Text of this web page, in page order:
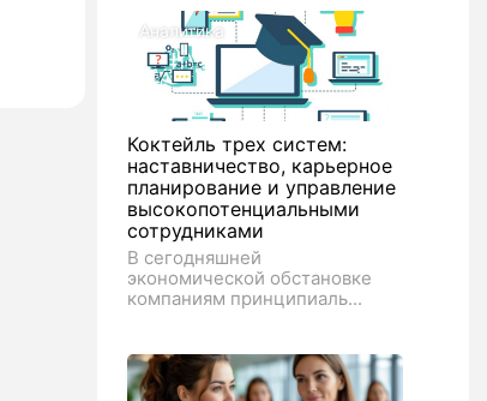
Аналитика
Коктейль трех систем:
наставничество, карьерное
планирование и управление
высокопотенциальными
сотрудниками
В сегодняшней
экономической обстановке
компаниям принципиаль...